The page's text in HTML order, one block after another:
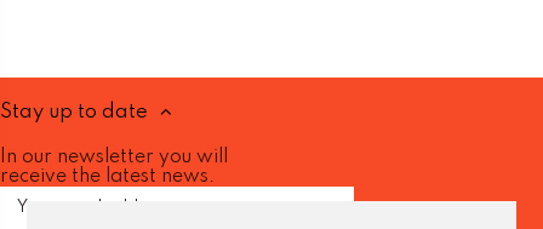
Stay up to date
In our newsletter you will
receive the latest news.